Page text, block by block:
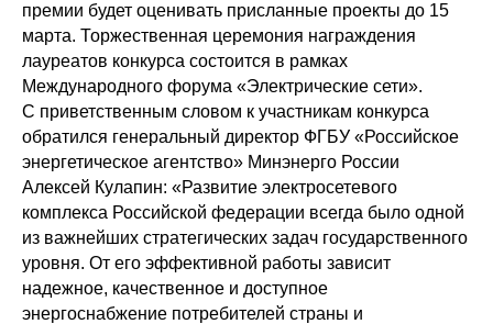
премии будет оценивать присланные проекты до 15
марта. Торжественная церемония награждения
лауреатов конкурса состоится в рамках
Международного форума «Электрические сети».
С приветственным словом к участникам конкурса
обратился генеральный директор ФГБУ «Российское
энергетическое агентство» Минэнерго России
Алексей Кулапин: «Развитие электросетевого
комплекса Российской федерации всегда было одной
из важнейших стратегических задач государственного
уровня. От его эффективной работы зависит
надежное, качественное и доступное
энергоснабжение потребителей страны и